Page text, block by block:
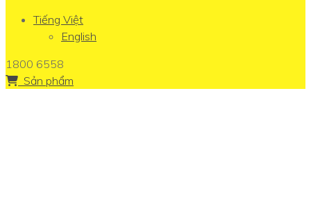
Tiếng Việt
English
1800 6558
Sản phẩm